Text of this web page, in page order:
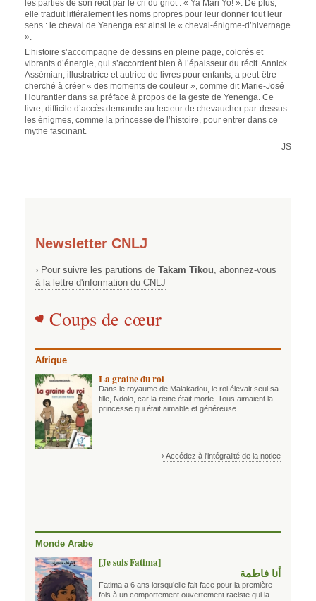
les parties de son récit par le cri du griot : « Ya Mari Yo! ». De plus,
elle traduit littéralement les noms propres pour leur donner tout leur
sens : le cheval de Yenenga est ainsi le « cheval-énigme-d’hivernage
».
L’histoire s’accompagne de dessins en pleine page, colorés et
vibrants d’énergie, qui s’accordent bien à l’épaisseur du récit. Annick
Assémian, illustratrice et autrice de livres pour enfants, a peut-être
cherché à créer « des moments de couleur », comme dit Marie-José
Hourantier dans sa préface à propos de la geste de Yenenga. Ce
livre, difficile d’accès demande au lecteur de chevaucher par-dessus
les énigmes, comme la princesse de l’histoire, pour entrer dans ce
mythe fascinant.
JS
Newsletter CNLJ
› Pour suivre les parutions de Takam Tikou , abonnez-vous
à la lettre d'information du CNLJ
Coups de cœur
Afrique
La graine du roi
Dans le royaume de Malakadou, le roi élevait seul sa
fille, Ndolo, car la reine était morte. Tous aimaient la
princesse qui était aimable et généreuse.
› Accédez à l'intégralité de la notice
Monde Arabe
[Je suis Fatima]
أنا فاطمة
Fatima a 6 ans lorsqu’elle fait face pour la première
fois à un comportement ouvertement raciste qui la